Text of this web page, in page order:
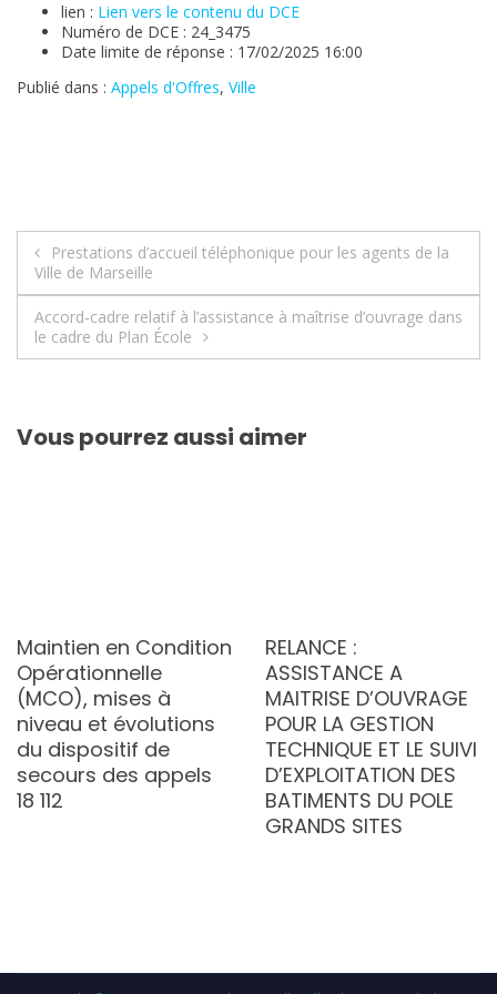
lien : Lien vers le contenu du DCE
Numéro de DCE : 24_3475
Date limite de réponse : 17/02/2025 16:00
Publié dans : Appels d'Offres, Ville
Navigation
de
l’article
Prestations d’accueil téléphonique pour les agents de la
Ville de Marseille
Accord-cadre relatif à l’assistance à maîtrise d’ouvrage dans
le cadre du Plan École
Vous pourrez aussi aimer
Maintien en Condition
Opérationnelle
(MCO), mises à
niveau et évolutions
du dispositif de
secours des appels
18 112
RELANCE :
ASSISTANCE A
MAITRISE D’OUVRAGE
POUR LA GESTION
TECHNIQUE ET LE SUIVI
D’EXPLOITATION DES
BATIMENTS DU POLE
GRANDS SITES